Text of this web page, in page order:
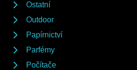
Ostatní
Outdoor
Papírnictví
Parfémy
Počítače